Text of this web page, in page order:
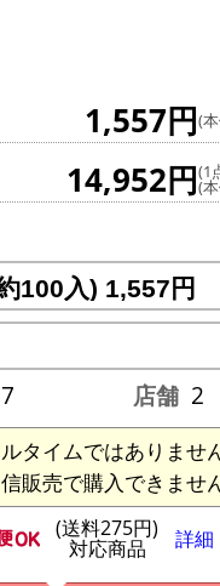
1,557円(
14,952円(1
(
店舗 2
タイムではありません
販売で購入できません
(送料275円)
対応商品 詳細